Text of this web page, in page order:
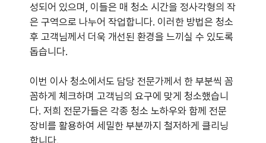
성되어 있으며, 이들은 매 청소 시간을 정사각형의 작
은 구역으로 나누어 작업합니다. 이러한 방법은 청소
후 고객님께서 더욱 개선된 환경을 느끼실 수 있도록
돕습니다.
이번 이사 청소에서도 담당 전문가께서 한 부분씩 꼼
꼼하게 체크하며 고객님의 요구에 맞게 청소했습니
다. 저희 전문가들은 각종 청소 노하우와 함께 전문
장비를 활용하여 세밀한 부분까지 철저하게 클리닝